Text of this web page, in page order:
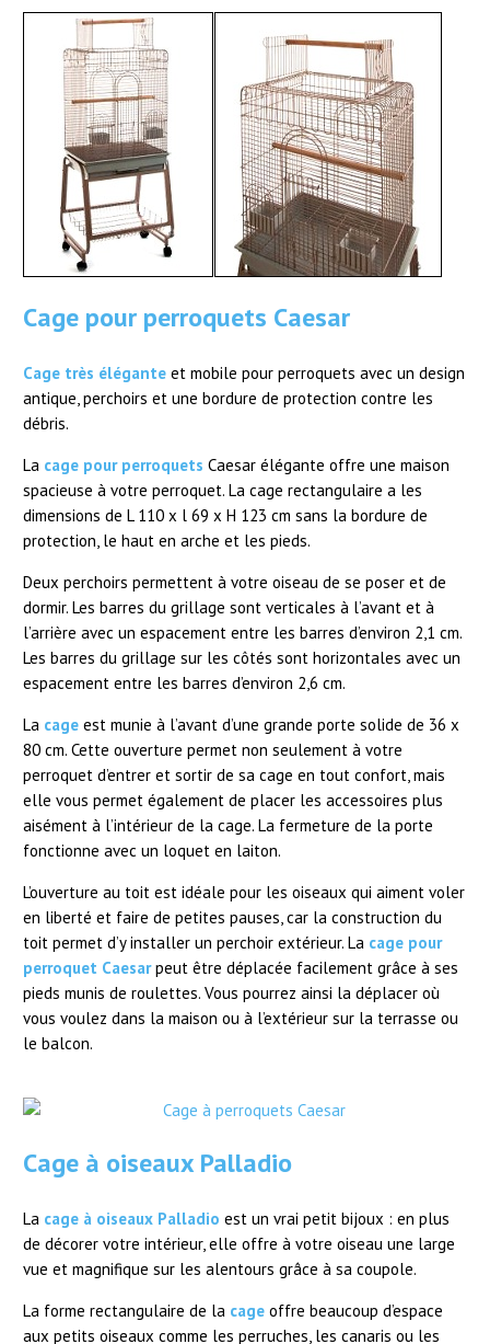
Cage pour perroquets Caesar
Cage très élégante et mobile pour perroquets avec un design
antique, perchoirs et une bordure de protection contre les
débris.
La cage pour perroquets Caesar élégante offre une maison
spacieuse à votre perroquet. La cage rectangulaire a les
dimensions de L 110 x l 69 x H 123 cm sans la bordure de
protection, le haut en arche et les pieds.
Deux perchoirs permettent à votre oiseau de se poser et de
dormir. Les barres du grillage sont verticales à l’avant et à
l’arrière avec un espacement entre les barres d’environ 2,1 cm.
Les barres du grillage sur les côtés sont horizontales avec un
espacement entre les barres d’environ 2,6 cm.
La cage est munie à l’avant d’une grande porte solide de 36 x
80 cm. Cette ouverture permet non seulement à votre
perroquet d’entrer et sortir de sa cage en tout confort, mais
elle vous permet également de placer les accessoires plus
aisément à l’intérieur de la cage. La fermeture de la porte
fonctionne avec un loquet en laiton.
L’ouverture au toit est idéale pour les oiseaux qui aiment voler
en liberté et faire de petites pauses, car la construction du
toit permet d’y installer un perchoir extérieur. La cage pour
perroquet Caesarpeut être déplacée facilement grâce à ses
pieds munis de roulettes. Vous pourrez ainsi la déplacer où
vous voulez dans la maison ou à l’extérieur sur la terrasse ou
le balcon.
Cage à oiseaux Palladio
La cage à oiseaux Palladio est un vrai petit bijoux : en plus
de décorer votre intérieur, elle offre à votre oiseau une large
vue et magnifique sur les alentours grâce à sa coupole.
La forme rectangulaire de la cage offre beaucoup d’espace
aux petits oiseaux comme les perruches, les canaris ou les